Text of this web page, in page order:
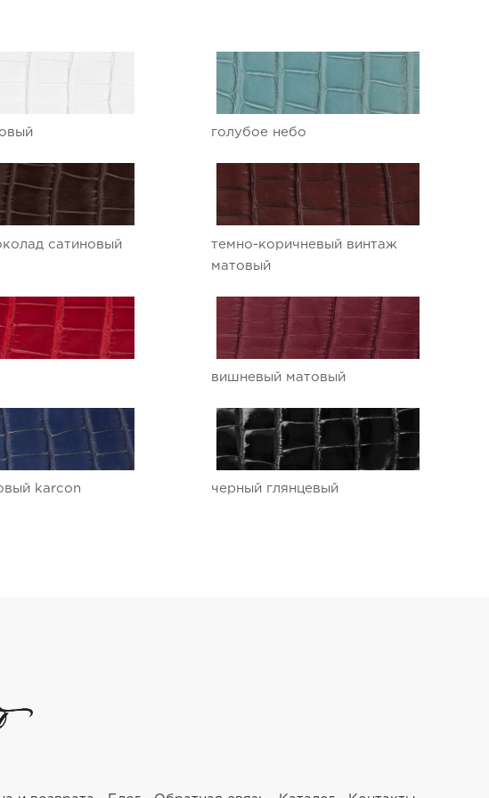
голубое небо
сатиновый
темно-коричневый винтаж
матовый
вишневый матовый
karcon черный глянцевый